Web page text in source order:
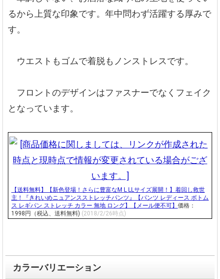
るから上質な印象です。年中問わず活躍する厚みで
す。
ウエストもゴムで着脱もノンストレスです。
フロントのデザインはファスナーでなくフェイク
となっています。
【送料無料】【新色登場！さらに豊富なM L LLサイズ展開！】着回し救世
主！『きれいめニュアンスストレッチパンツ』【パンツ レディース ボトム
ス レギパン ストレッチ カラー 無地 ロング】【メール便不可】 価格：
1998円（税込、送料無料) (2018/2/26時点)
カラーバリエーション